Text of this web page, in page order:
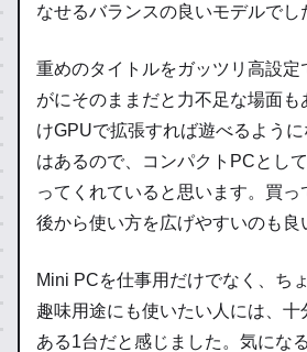
なせるバランスの良いモデルでし
重めのタイトルをガッツリ高設定
がにそのままだと力不足な場面も
けGPUで拡張すれば遊べるよう
はあるので、コンパクトPCとし
ってくれていると思います。買っ
後から使い方を広げやすいのも良
Mini PCを仕事用だけでなく、ち
趣味用途にも使いたい人には、十
ある1台だと感じました。気にな